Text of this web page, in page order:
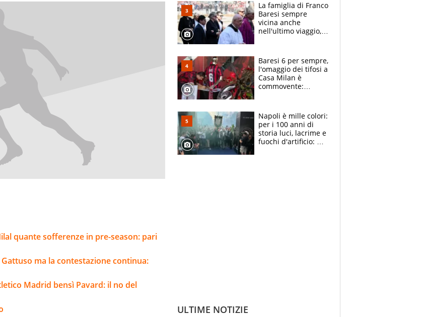
quante sofferenze in pre-season: pari
ma la contestazione continua:
Madrid bensì Pavard: il no del
La famiglia di Franco
Baresi sempre
vicina anche
nell'ultimo viaggio,
circondati
dall'affetto dei tifosi
Baresi 6 per sempre,
l'omaggio dei tifosi a
Casa Milan è
commovente:
bigliettini
Napoli è mille colori:
per i 100 anni di
storia luci, lacrime e
fuochi d'artificio: De
ULTIME NOTIZIE